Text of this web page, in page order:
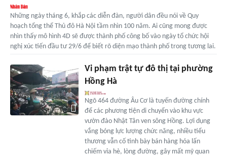
Những ngày tháng 6, khắp các diễn đàn, người dân đều nói về Quy
hoạch tổng thể Thủ đô Hà Nội tầm nhìn 100 năm. Ai cũng mong được
nhìn thấy mô hình 4D sẽ được thành phố công bố vào ngày tổ chức hội
nghị xúc tiến đầu tư 29/6 để biết rõ diện mạo thành phố trong tương lai.
Vi phạm trật tự đô thị tại phường
Hồng Hà
Ngõ 464 đường Âu Cơ là tuyến đường chính
để các phương tiện di chuyển vào khu vực
vườn đào Nhật Tân ven sông Hồng. Lợi dụng
vắng bóng lực lượng chức năng, nhiều tiểu
thương vẫn cố tình bày bán hàng hóa lấn
chiếm vỉa hè, lòng đường, gây mất mỹ quan